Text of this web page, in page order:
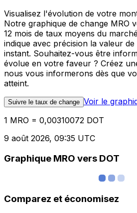
Visualisez l'évolution de votre
Notre graphique de change MRO
12 mois de taux moyens du
indique avec précision la valeur
instant. Souhaitez-vous être
évolue en votre faveur ? Créez
nous vous informerons dès que
atteint.
Suivre le taux de change Voir le
1 MRO = 0,00310072 DOT
9 août 2026, 09:35 UTC
Graphique MRO vers DOT
Comparez et économisez